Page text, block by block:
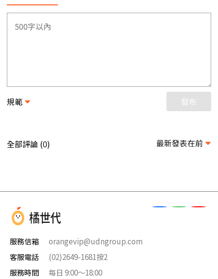
規範 發布
全部評論 (0) 最新發表在前
服務信箱
orangevip@udngroup.com
客服電話
(02)2649-1681按2
服務時間
每日 9:00～18:00